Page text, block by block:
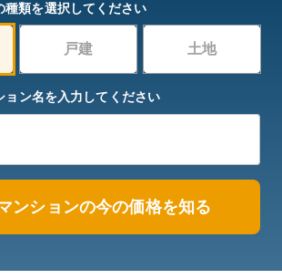
種類を選択してください
戸建 土地
ョン名を入力してください
ンションの今の価格を知る